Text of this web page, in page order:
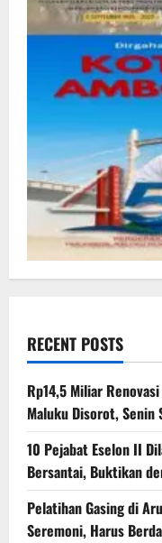
RECENT POSTS
Rp14,5 Miliar
Maluku Disorot, Senin
10 Pejabat Eselon II
Bersantai, Buktikan
Pelatihan Gasing di
Seremoni, Harus